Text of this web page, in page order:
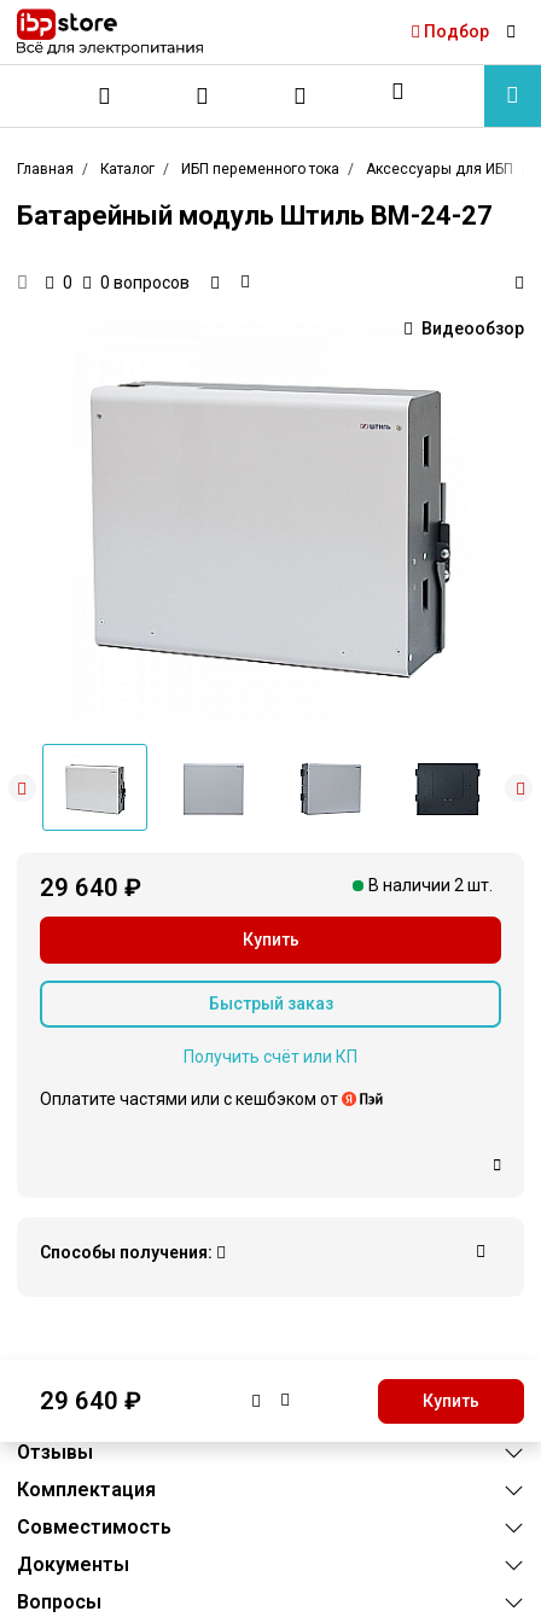
Подбор
Главная Каталог ИБП переменного тока Аксессуары для ИБП
Батарейный модуль Штиль BM-24-27
0 0 вопросов
Видеообзор
29 640 ₽ В наличии 2 шт.
Купить
Быстрый заказ
Получить счёт или КП
Оплатите частями или c кешбэком от
Способы получения:
29 640 ₽ Купить
Характеристики
Отзывы
Комплектация
Совместимость
Документы
Вопросы